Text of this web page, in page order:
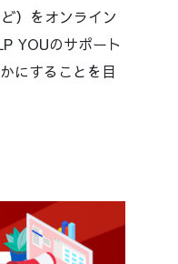
）をオンライン
YOUのサポート
にすることを目